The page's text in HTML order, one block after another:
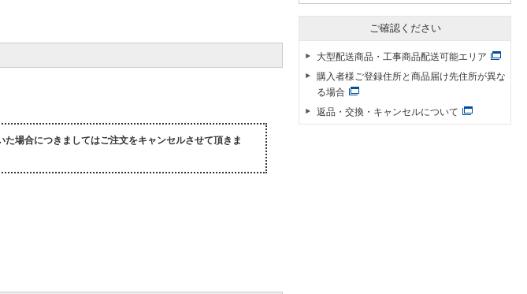
場合につきましてはご注文をキャンセルさせて頂きま
ご確認ください
大型配送商品・工事商品配送可能エリア
購入者様ご登録住所と商品届け先住所が異な
る場合
返品・交換・キャンセルについて